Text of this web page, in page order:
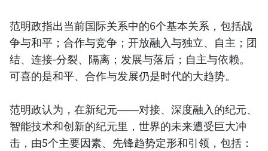
范明政指出当前国际关系中的6个基本关系，包括战
争与和平；合作与竞争；开放融入与独立、自主；团
结、连接-分裂、隔离；发展与落后；自主与依赖。
可喜的是和平、合作与发展仍是时代的大趋势。
范明政认为，在新纪元——对接、深度融入的纪元、
智能技术和创新的纪元里，世界的未来遭受巨大冲
击，由5个主要因素、先锋趋势定形和引领，包括：